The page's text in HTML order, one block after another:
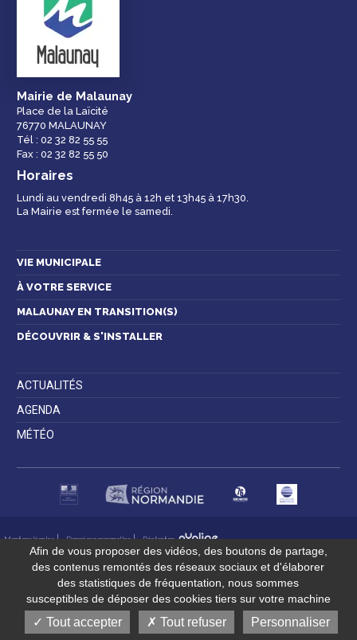
Droits et
démarches
Espace famille
Mairie de Malaunay
Place de la Laïcité
76770 MALAUNAY
Tél : 02 32 82 55 55
Fax : 02 32 82 55 50
Horaires
Lundi au vendredi 8h45 à 12h et 13h45 à 17h30.
La Mairie est fermée le samedi.
VIE MUNICIPALE
À VOTRE SERVICE
MALAUNAY EN TRANSITION(S)
DÉCOUVRIR & S'INSTALLER
ACTUALITÉS
AGENDA
MÉTÉO
Mentions légales Données personnelles Réalisation
Afin de vous proposer des vidéos, des boutons de partage,
des contenus remontés des réseaux sociaux et d'élaborer
des statistiques de fréquentation, nous sommes
susceptibles de déposer des cookies tiers sur votre machine
Tout accepter Tout refuser Personnaliser